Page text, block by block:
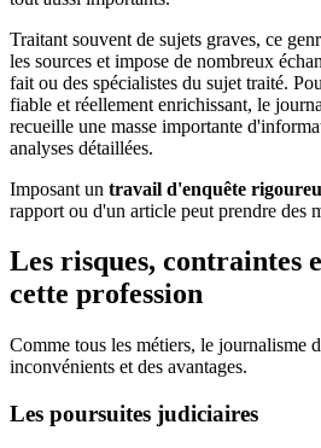
Traitant souvent de sujets graves, ce
les sources et impose de nombreux
fait ou des spécialistes du sujet traité.
fiable et réellement enrichissant, le
recueille une masse importante
analyses détaillées.
Imposant un travail d'enquête
rapport ou d'un article peut prendre des
Les risques, contraintes
cette profession
Comme tous les métiers, le journalisme
inconvénients et des avantages.
Les poursuites judiciaires